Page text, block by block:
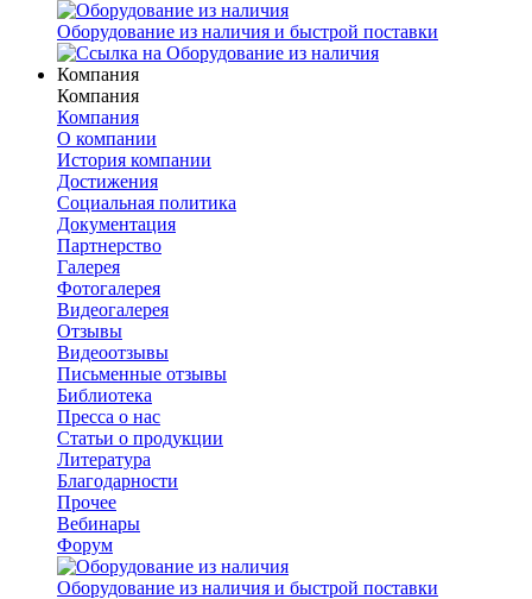
Оборудование из наличия и быстрой поставки
Компания
Компания
Компания
О компании
История компании
Достижения
Социальная политика
Документация
Партнерство
Галерея
Фотогалерея
Видеогалерея
Отзывы
Видеоотзывы
Письменные отзывы
Библиотека
Пресса о нас
Статьи о продукции
Литература
Благодарности
Прочее
Вебинары
Форум
Оборудование из наличия и быстрой поставки